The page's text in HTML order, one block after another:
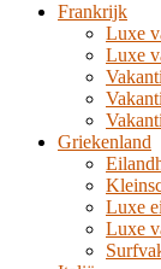
Frankrijk
Luxe
Luxe
Griekenland
Luxe
Luxe